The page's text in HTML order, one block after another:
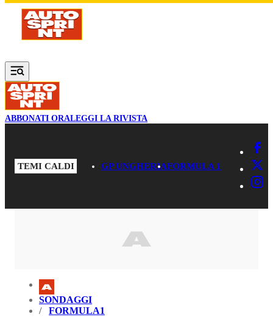
Vai al contenuto principale
ABBONATI ORALEGGI LA RIVISTA
TEMI CALDI GP UNGHERIAFORMULA 1
SONDAGGI
FORMULA1